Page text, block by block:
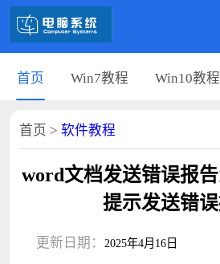
首页 Win7教程 Win10教程
首页 > 软件教程
word文档发送错误报
提示发送错
更新日期： 2025年4月16日